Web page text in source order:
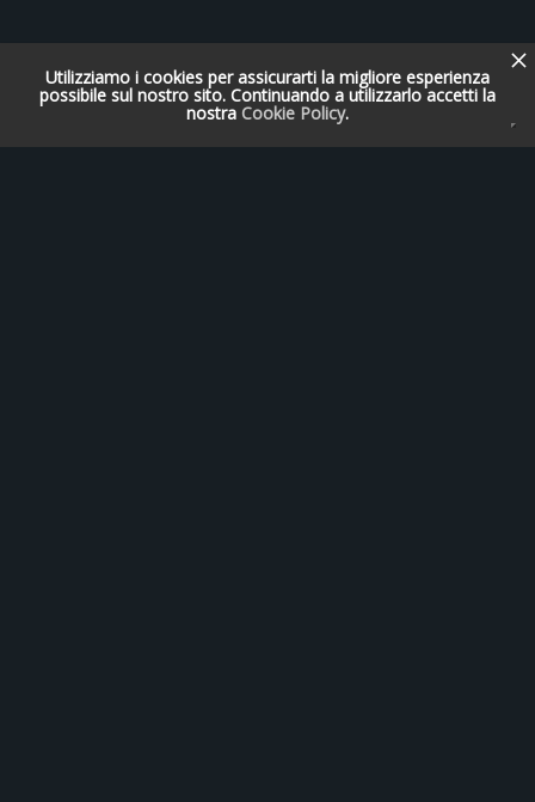
Utilizziamo i cookies per assicurarti la migliore esperienza
possibile sul nostro sito. Continuando a utilizzarlo accetti la
nostra Cookie Policy.